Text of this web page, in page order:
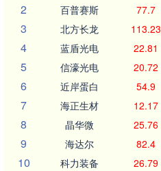
2 百普赛斯 77.7
3 北方长龙 113.23
4 蓝盾光电 22.81
5 信濠光电 20.72
6 近岸蛋白 54.9
7 海正生材 12.17
8 晶华微 25.76
9 海达尔 82.4
10 科力装备 26.79